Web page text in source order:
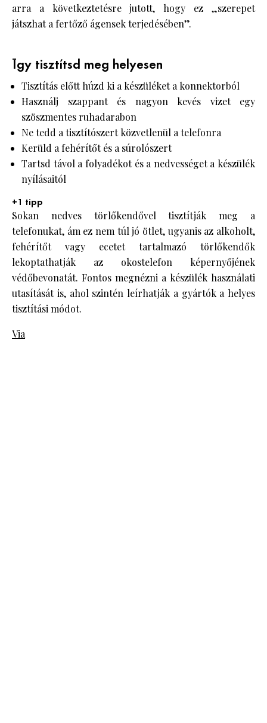
arra a következtetésre jutott, hogy ez „szerepet
játszhat a fertőző ágensek terjedésében”.
Így tisztítsd meg helyesen
Tisztítás előtt húzd ki a készüléket a konnektorból
Használj szappant és nagyon kevés vizet egy
szöszmentes ruhadarabon
Ne tedd a tisztítószert közvetlenül a telefonra
Kerüld a fehérítőt és a súrolószert
Tartsd távol a folyadékot és a nedvességet a készülék
nyílásaitól
+1 tipp
Sokan nedves törlőkendővel tisztítják meg a
telefonukat, ám ez nem túl jó ötlet, ugyanis az alkoholt,
fehérítőt vagy ecetet tartalmazó törlőkendők
lekoptathatják az okostelefon képernyőjének
védőbevonatát. Fontos megnézni a készülék használati
utasítását is, ahol szintén leírhatják a gyártók a helyes
tisztítási módot.
Via